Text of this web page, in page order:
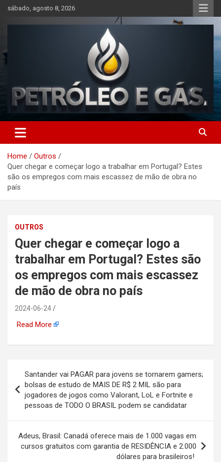
Skip
content
sábado, agosto 8, 2026
Petróleo e Gás | Últimas
notícias relacionadas a
petróleo, gás, vagas de
emprego, energia, setor
offshore, economia,
automotiva, mineração,
indústria naval, etc
Home
Outros
Quer chegar e começar logo a trabalhar em Portugal? Estes
são os empregos com mais escassez de mão de obra no
país
OUTROS
Quer chegar e começar logo a
trabalhar em Portugal? Estes são
os empregos com mais escassez
de mão de obra no país
2024-06-24
Read More
de
Post
Santander vai PAGAR para jovens se tornarem gamers;
bolsas de estudo de MAIS DE R$ 2 MIL são para
jogadores de jogos como Valorant, LoL e Fortnite e
pessoas de TODO O BRASIL podem se candidatar
Adeus, Brasil: Canadá oferece mais de 1.000 vagas em
cursos gratuitos com garantia de RESIDÊNCIA e 2.000
dólares para brasileiros!